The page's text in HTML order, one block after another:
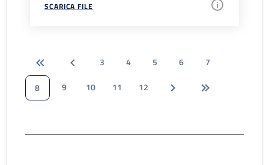
SCARICA FILE
3 4 5 6
7
8
9 10 11 12